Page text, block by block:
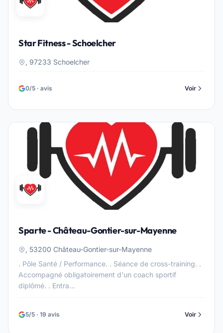
Star Fitness - Schoelcher
, 97233 Schoelcher
0/5 · avis Voir
Sparte - Château-Gontier-sur-Mayenne
, 53200 Château-Gontier-sur-Mayenne
. Pôle Santé / Performance. . Séance de cross-training. .
Accompagné obligatoirement d'un coach sportif
diplômé. . Entra...
5/5 · 19 avis Voir